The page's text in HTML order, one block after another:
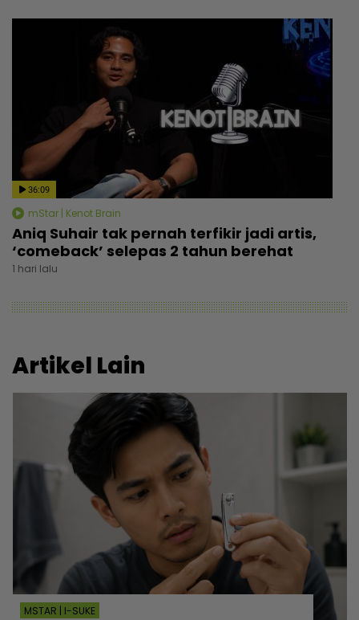
36:09
mStar | Kenot Brain
Aniq Suhair tak pernah terfikir jadi artis,
‘comeback’ selepas 2 tahun berehat
1 hari lalu
Artikel Lain
MSTAR | I-SUKE